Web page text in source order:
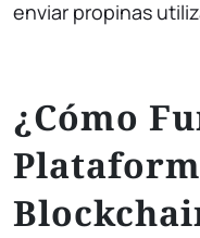
enviar propinas
¿Cómo